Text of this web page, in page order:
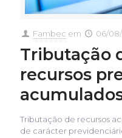
Fambec em 06/
Tributação
recursos
Tributação de recursos
de carácter